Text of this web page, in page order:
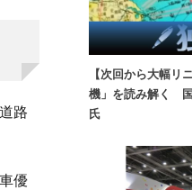
路
優
【次回から大幅リ
機」を読み解く
氏